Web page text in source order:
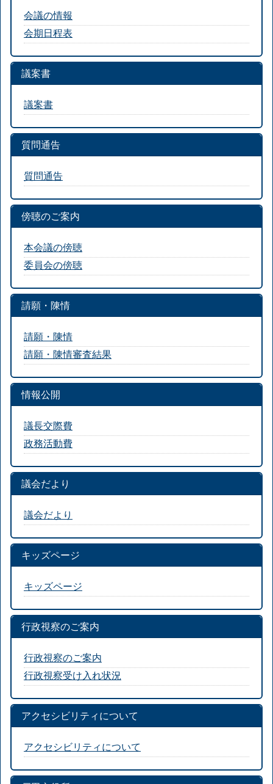
会議の情報
会期日程表
議案書
議案書
質問通告
質問通告
傍聴のご案内
本会議の傍聴
委員会の傍聴
請願・陳情
請願・陳情
請願・陳情審査結果
情報公開
議長交際費
政務活動費
議会だより
議会だより
キッズページ
キッズページ
行政視察のご案内
行政視察のご案内
行政視察受け入れ状況
アクセシビリティについて
アクセシビリティについて